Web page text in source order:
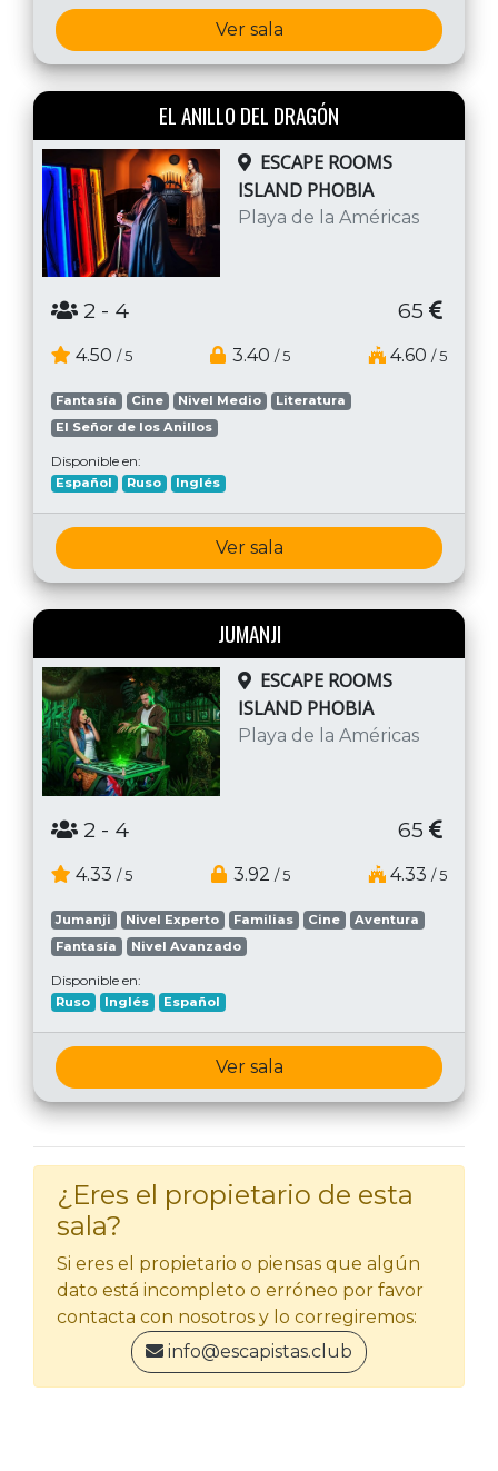
Ver sala
EL ANILLO DEL DRAGÓN
ESCAPE ROOMS
ISLAND PHOBIA
Playa de la Américas
2 - 4 65
4.50 / 5 3.40 / 5 4.60 / 5
Fantasía Cine Nivel Medio
Literatura
El Señor de los Anillos
Disponible en:
Español Ruso Inglés
Ver sala
JUMANJI
ESCAPE ROOMS
ISLAND PHOBIA
Playa de la Américas
2 - 4 65
4.33 / 5 3.92 / 5 4.33 / 5
Jumanji Nivel Experto Familias Cine
Aventura
Fantasía
Nivel Avanzado
Disponible en:
Ruso Inglés Español
Ver sala
¿Eres el propietario de esta
sala?
Si eres el propietario o piensas que algún
dato está incompleto o erróneo por favor
contacta con nosotros y lo corregiremos:
info@escapistas.club